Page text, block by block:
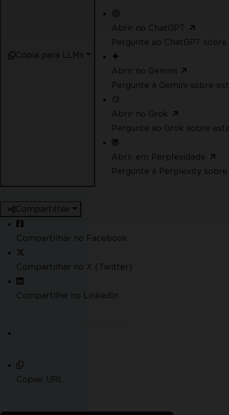
Cópia para LLMs
Abrir no ChatGPT
Pergunte ao ChatGPT
Abrir no Gemini
Pergunte à Gemini sobre
Abrir no Grok
Pergunte ao Grok sobre
Abrir em Perplexidade
Pergunte à Perplexity sobre
Compartilhar
Compartilhar no Facebook
Compartilhar no X (Twitter)
Compartilhe no LinkedIn
Copiar URL